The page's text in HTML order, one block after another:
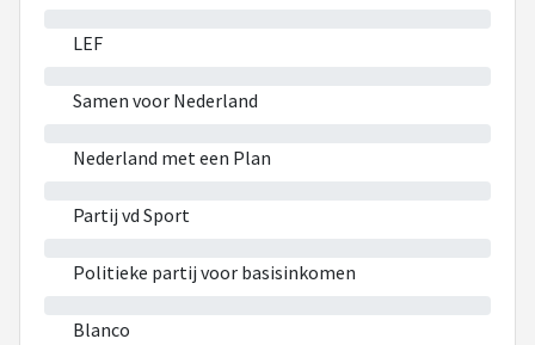
LEF
Samen voor Nederland
Nederland met een Plan
Partij vd Sport
Politieke partij voor basisinkomen
Blanco